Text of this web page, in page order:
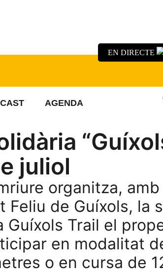
EN DIRECTE
AGENDA
juliol
organitza,
Feliu de Guíxols, la
Guíxols Trail el
en modalitat
o en cursa de